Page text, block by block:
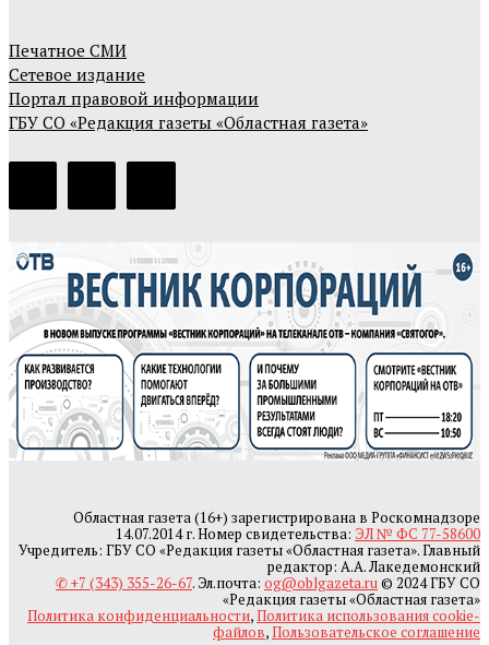
Печатное СМИ
Сетевое издание
Портал правовой информации
ГБУ СО «Редакция газеты «Областная газета»
Областная газета (16+) зарегистрирована в Роскомнадзоре
14.07.2014 г. Номер свидетельства: ЭЛ № ФС 77-58600
Учредитель: ГБУ СО «Редакция газеты «Областная газета». Главный
редактор: А.А. Лакедемонский
✆ +7 (343) 355-26-67. Эл.почта: og@oblgazeta.ru© 2024 ГБУ СО
«Редакция газеты «Областная газета»
Политика конфиденциальности,Политика использования cookie-
файлов,Пользовательское соглашение